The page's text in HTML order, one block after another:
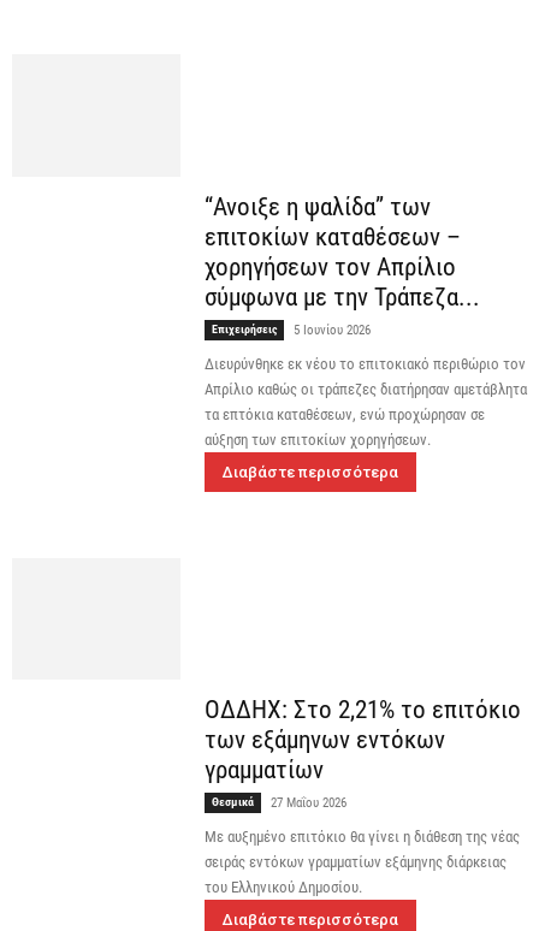
“Ανοιξε η ψαλίδα” των
επιτοκίων καταθέσεων –
χορηγήσεων τον Απρίλιο
σύμφωνα με την Τράπεζα...
Επιχειρήσεις 5 Ιουνίου 2026
Διευρύνθηκε εκ νέου το επιτοκιακό περιθώριο τον
Απρίλιο καθώς οι τράπεζες διατήρησαν αμετάβλητα
τα επτόκια καταθέσεων, ενώ προχώρησαν σε
αύξηση των επιτοκίων χορηγήσεων.
Διαβάστε περισσότερα
ΟΔΔΗΧ: Στο 2,21% το επιτόκιο
των εξάμηνων εντόκων
γραμματίων
Θεσμικά 27 Μαΐου 2026
Με αυξημένο επιτόκιο θα γίνει η διάθεση της νέας
σειράς εντόκων γραμματίων εξάμηνης διάρκειας
του Ελληνικού Δημοσίου.
Διαβάστε περισσότερα